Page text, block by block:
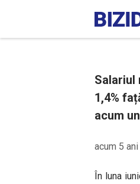
Salariul
1,4%
acum
acum 5 ani
În luna